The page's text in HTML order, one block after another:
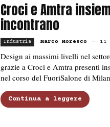
Croci e Amtra
incontrano
Industria Marco Moresco - 11
Design ai massimi livelli nel
grazie a Croci e Amtra presenti
nel corso del FuoriSalone di
Continua a leggere